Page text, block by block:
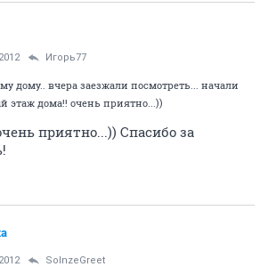
Игорь77
дому.. вчера заезжали посмотреть... начали
этаж дома!! очень приятно...))
приятно...)) Спасибо за
SolnzeGreet